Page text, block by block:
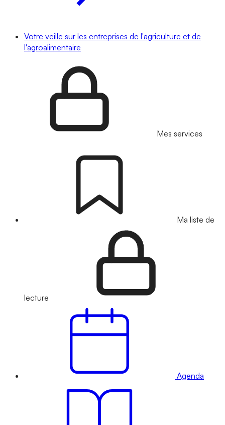
Votre veille sur les entreprises de l'agriculture et de
l'agroalimentaire
Mes services
Ma liste de
lecture
Agenda